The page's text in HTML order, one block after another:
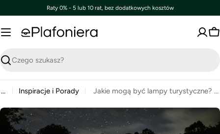
do
treści
Raty 0% - 5 lub 10 rat, bez dodatkowych kosztów
PragmaPay
Szukaj
… Inspiracje i Porady Jakie mogą być lampy turystyczne? Solarne, LED czy na baterie?